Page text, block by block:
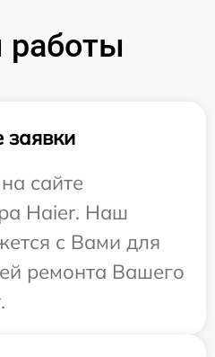
сайте
Haier. Наш
с Вами для
ремонта Вашего